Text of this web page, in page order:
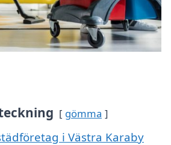
gömma
i Västra Karaby